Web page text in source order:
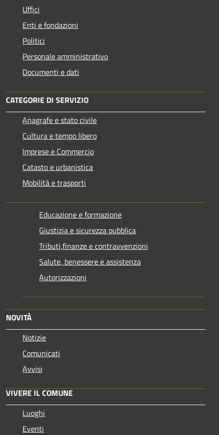
Uffici
Enti e fondazioni
Politici
Personale amministrativo
Documenti e dati
CATEGORIE DI SERVIZIO
Anagrafe e stato civile
Cultura e tempo libero
Imprese e Commercio
Catasto e urbanistica
Mobilità e trasporti
Educazione e formazione
Giustizia e sicurezza pubblica
Tributi,finanze e contravvenzioni
Salute, benessere e assistenza
Autorizzazioni
NOVITÀ
Notizie
Comunicati
Avvisi
VIVERE IL COMUNE
Luoghi
Eventi